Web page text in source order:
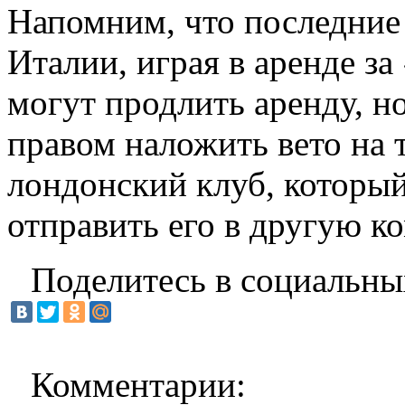
Напомним, что
Италии, играя в аренде
могут продлить аренду,
правом наложить вето на
лондонский клуб,
отправить его в другую
Поделитесь в
Комментарии: